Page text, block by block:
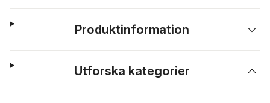
Produktinformation
Utforska kategorier